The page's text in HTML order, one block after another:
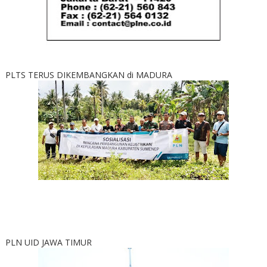
PLTS TERUS DIKEMBANGKAN di MADURA
PLN UID JAWA TIMUR